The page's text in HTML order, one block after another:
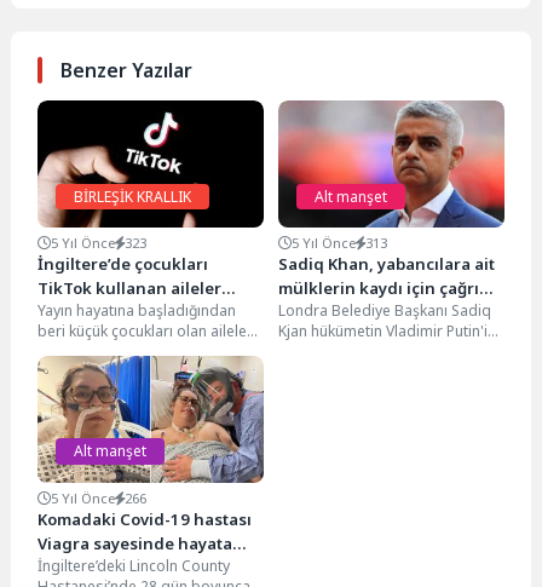
Benzer Yazılar
BİRLEŞİK KRALLIK
5 Yıl Önce 323
İngiltere’de çocukları
TikTok kullanan aileler
dikkat!
Yayın hayatına başladığından
beri küçük çocukları olan aileleri
tedirgin eden sosyal medya
uygulaması TikTok yine...
Alt manşet
5 Yıl Önce 313
Sadiq Khan, yabancılara ait
mülklerin kaydı için çağrıda
bulundu
Londra Belediye Başkanı Sadiq
Kjan hükümetin Vladimir Putin'in
Alt manşet
5 Yıl Önce 266
Komadaki Covid-19 hastası
Viagra sayesinde hayata
döndü
İngiltere’deki Lincoln County